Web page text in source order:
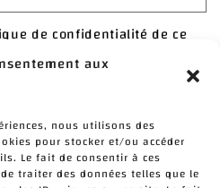
aux
nous utilisons des
pour stocker et/ou accéder
Le fait de consentir à ces
traiter des données telles que le
de confidentialité de ce